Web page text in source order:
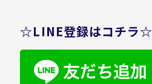
☆LINE登録はコチラ☆